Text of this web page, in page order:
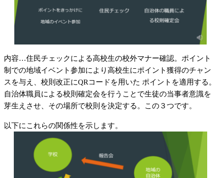
内容…住民チェックによる高校生の校外マナー確認。ポイント
制での地域イベント参加により高校生にポイント獲得のチャン
スを与え、校則改正にQRコードを用いた ポイントを適用する。
自治体職員による校則確定会を行うことで生徒の当事者意識を
芽生えさせ、その場所で校則を決定する。この３つです。
以下にこれらの関係性を示します。